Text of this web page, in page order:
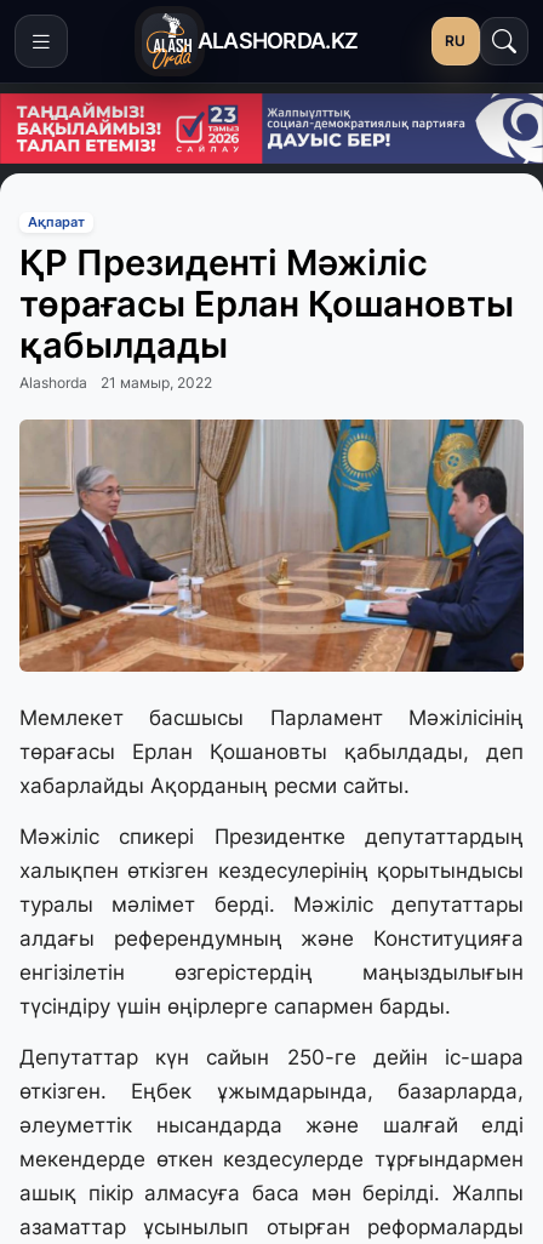
ALASHORDA.KZ RU
Ақпарат
ҚР Президенті Мәжіліс
төрағасы Ерлан Қошановты
қабылдады
Alashorda 21 мамыр, 2022
Мемлекет басшысы Парламент Мәжілісінің
төрағасы Ерлан Қошановты қабылдады, деп
хабарлайды Ақорданың ресми сайты.
Мәжіліс спикері Президентке депутаттардың
халықпен өткізген кездесулерінің қорытындысы
туралы мәлімет берді. Мәжіліс депутаттары
алдағы референдумның және Конституцияға
енгізілетін өзгерістердің маңыздылығын
түсіндіру үшін өңірлерге сапармен барды.
Депутаттар күн сайын 250-ге дейін іс-шара
өткізген. Еңбек ұжымдарында, базарларда,
әлеуметтік нысандарда және шалғай елді
мекендерде өткен кездесулерде тұрғындармен
ашық пікір алмасуға баса мән берілді. Жалпы
азаматтар ұсынылып отырған реформаларды